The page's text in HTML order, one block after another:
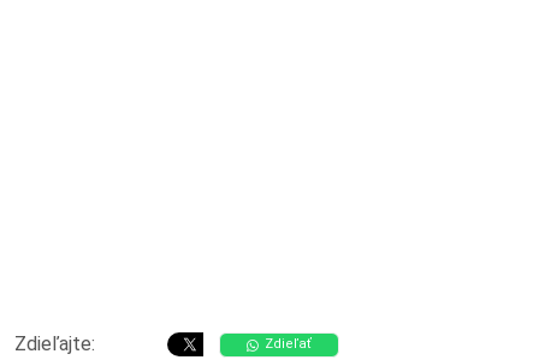
Zdieľajte: Zdieľať